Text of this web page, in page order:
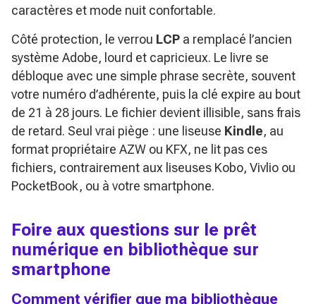
caractères et mode nuit confortable.
Côté protection, le verrou LCP a remplacé l’ancien
système Adobe, lourd et capricieux. Le livre se
débloque avec une simple phrase secrète, souvent
votre numéro d’adhérente, puis la clé expire au bout
de 21 à 28 jours. Le fichier devient illisible, sans frais
de retard. Seul vrai piège : une liseuse Kindle, au
format propriétaire AZW ou KFX, ne lit pas ces
fichiers, contrairement aux liseuses Kobo, Vivlio ou
PocketBook, ou à votre smartphone.
Foire aux questions sur le prêt
numérique en bibliothèque sur
smartphone
Comment vérifier que ma bibliothèque